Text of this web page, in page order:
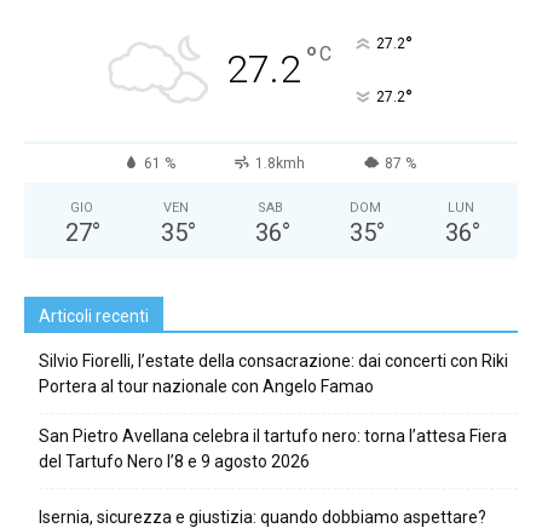
27.2°C 27.2°
27.2°
61 % 1.8kmh 87 %
GIO
27°
VEN
35°
SAB
36°
DOM
35°
LUN
36°
Articoli recenti
Silvio Fiorelli, l’estate della consacrazione: dai concerti con Riki
Portera al tour nazionale con Angelo Famao
San Pietro Avellana celebra il tartufo nero: torna l’attesa Fiera
del Tartufo Nero l’8 e 9 agosto 2026
Isernia, sicurezza e giustizia: quando dobbiamo aspettare?